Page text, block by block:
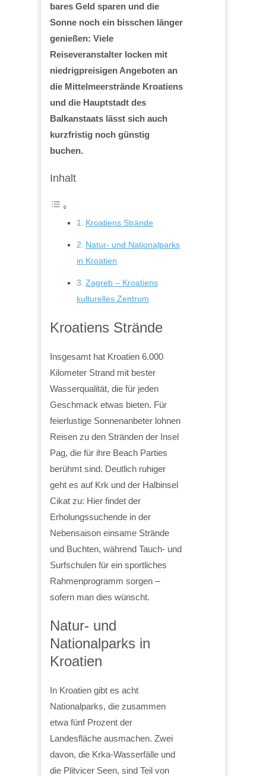
bares Geld sparen und die
Sonne noch ein bisschen länger
genießen: Viele
Reiseveranstalter locken mit
niedrigpreisigen Angeboten an
die Mittelmeerstrände Kroatiens
und die Hauptstadt des
Balkanstaats lässt sich auch
kurzfristig noch günstig
buchen.
Inhalt
Kroatiens Strände
Natur- und Nationalparks
in Kroatien
Zagreb – Kroatiens
kulturelles Zentrum
Kroatiens Strände
Insgesamt hat Kroatien 6.000
Kilometer Strand mit bester
Wasserqualität, die für jeden
Geschmack etwas bieten. Für
feierlustige Sonnenanbeter lohnen
Reisen zu den Stränden der Insel
Pag, die für ihre Beach Parties
berühmt sind. Deutlich ruhiger
geht es auf Krk und der Halbinsel
Cikat zu: Hier findet der
Erholungssuchende in der
Nebensaison einsame Strände
und Buchten, während Tauch- und
Surfschulen für ein sportliches
Rahmenprogramm sorgen –
sofern man dies wünscht.
Natur- und
Nationalparks in
Kroatien
In Kroatien gibt es acht
Nationalparks, die zusammen
etwa fünf Prozent der
Landesfläche ausmachen. Zwei
davon, die Krka-Wasserfälle und
die Plitvicer Seen, sind Teil von